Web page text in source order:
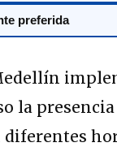
preferida
la